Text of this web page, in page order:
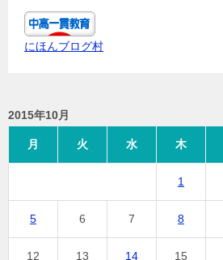
にほんブログ村
2015年10月
月 火 水 木
1
5 6 7 8
12 13 14 15